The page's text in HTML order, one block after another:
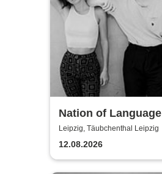
Nation of Language
Leipzig, Täubchenthal Leipzig
12.08.2026